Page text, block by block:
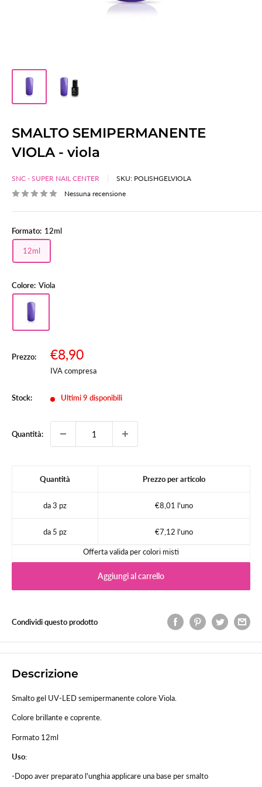
SMALTO SEMIPERMANENTE
VIOLA - viola
SNC - SUPER NAIL CENTER SKU: POLISHGELVIOLA
Nessuna recensione
Formato: 12ml
12ml
Colore: Viola
Prezzo:
Prezzo
scontato
€8,90
IVA compresa
Stock: Ultimi 9 disponibili
Quantità:
Quantità Prezzo per articolo
da 3 pz €8,01 l'uno
da 5 pz €7,12 l'uno
Offerta valida per colori misti
Aggiungi al carrello
Condividi questo prodotto
Descrizione
Smalto gel UV-LED semipermanente colore Viola.
Colore brillante e coprente.
Formato 12ml
Uso:
-Dopo aver preparato l'unghia applicare una base per smalto